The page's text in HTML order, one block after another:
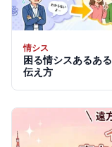
情シス
困る情シスあるあ
伝え方